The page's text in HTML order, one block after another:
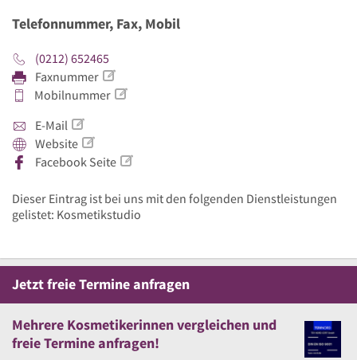
Telefonnummer, Fax, Mobil
(0212) 652465
Faxnummer
Mobilnummer
E-Mail
Website
Facebook Seite
Dieser Eintrag ist bei uns mit den folgenden Dienstleistungen
gelistet: Kosmetikstudio
JetztfreieTermine anfragen
Mehrere Kosmetikerinnen vergleichen und
freieTermine anfragen!